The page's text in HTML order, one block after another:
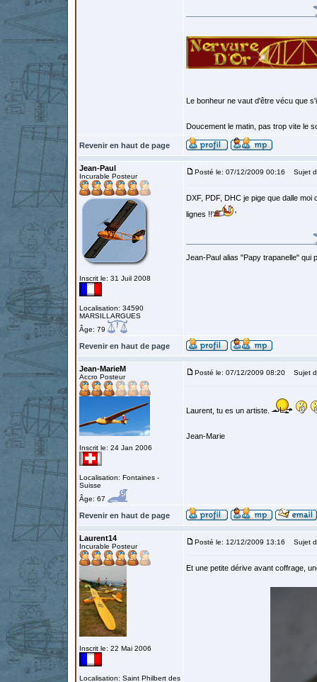
Le bonheur ne vaut d'être vécu que
Doucement le matin, pas trop vite le
Revenir en haut de page
Jean-Paul
Incurable Posteur
Inscrit le: 31 Juil 2008
Localisation: 34590
MARSILLARGUES
Âge: 79
Posté le: 07/12/2009 00:16 Sujet
DXF, PDF, DHC je pige que dalle
lignes !!'
'
Jean-Paul alias "Papy trapanelle" qui
Revenir en haut de page
Jean-MarieM
Accro Posteur
Inscrit le: 24 Jan 2006
Localisation: Fontaines -
Suisse
Âge: 67
Posté le: 07/12/2009 08:20 Sujet
Laurent, tu es un artiste.
Jean-Marie
Revenir en haut de page
Laurent14
Incurable Posteur
Inscrit le: 22 Mai 2006
Localisation: Saint Philbert des
Posté le: 12/12/2009 13:16 Sujet
Et une petite dérive avant coffrage,